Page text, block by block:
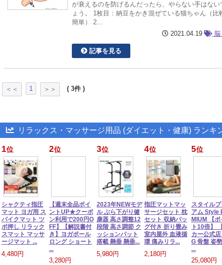
が衰えるのを防げるんだったら、やらない手はない
ょう。 1枚目：納豆をかき混ぜている猫ちゃん（比
簡単） 2...
2021.04.19
脳
記事を見る
＜＜ 1 ＞＞ ( 3件 )
リラックス・マッサージ用品 (ダイエット・健康) ランキ
1位
シャクティ指圧
マット ヨガ用 ス
パイクマット ツ
ボ押し リラック
スマット マッサ
ージマット ...
4,480円
2位
【週末全品ポイ
ントUP★クーポ
ン利用で200円O
FF】【解説書付
き】ヨガポール
ロング ショート
...
3,280円
3位
2023年NEWモデ
ル ぶら下がり健
康器 高さ調整12
段階 高さ調節 ク
ッションパット
搭載 懸垂 懸垂...
5,980円
4位
指圧マットマッ
サージセット 枕
セット 収納バッ
グ付き 折り畳み
室内屋外 血液循
環 痛みリラ...
2,180円
5位
スタイル
アム Style
MIUM 【ポ
ト10倍】
カー公式
G 骨盤 姿
...
25,080円